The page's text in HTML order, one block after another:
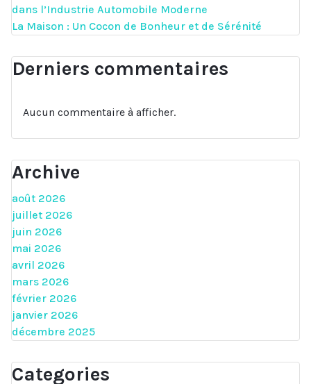
dans l’Industrie Automobile Moderne
La Maison : Un Cocon de Bonheur et de Sérénité
Derniers commentaires
Aucun commentaire à afficher.
Archive
août 2026
juillet 2026
juin 2026
mai 2026
avril 2026
mars 2026
février 2026
janvier 2026
décembre 2025
Categories